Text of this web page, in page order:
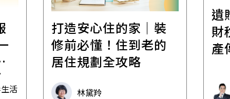
活
打造安心住的家｜裝
修前必懂！住到老的
居住規劃全攻略
林黛羚
遺
財
產